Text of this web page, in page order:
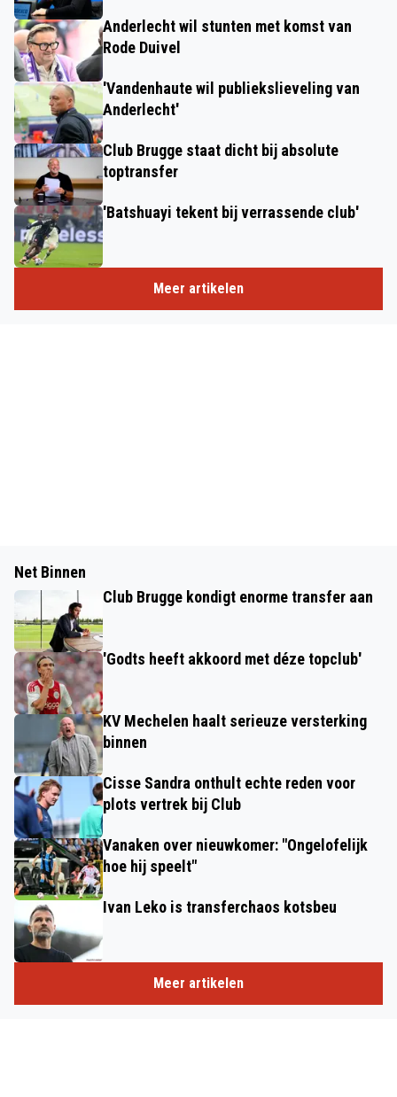
Anderlecht wil stunten met komst van
Rode Duivel
'Vandenhaute wil publiekslieveling van
Anderlecht'
Club Brugge staat dicht bij absolute
toptransfer
'Batshuayi tekent bij verrassende club'
Meer artikelen
Net Binnen
Club Brugge kondigt enorme transfer aan
'Godts heeft akkoord met déze topclub'
KV Mechelen haalt serieuze versterking
binnen
Cisse Sandra onthult echte reden voor
plots vertrek bij Club
Vanaken over nieuwkomer: "Ongelofelijk
hoe hij speelt"
Ivan Leko is transferchaos kotsbeu
Meer artikelen